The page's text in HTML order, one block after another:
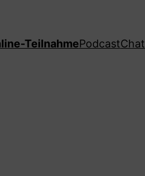
TeilnahmePodcastChat